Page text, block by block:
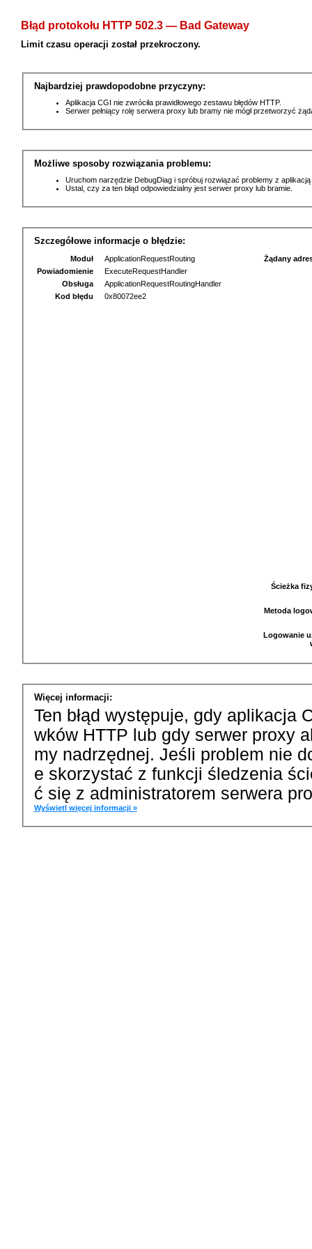
Błąd protokołu HTTP 502.3 — Bad Gateway
Limit czasu operacji został przekroczony.
Najbardziej prawdopodobne przyczyny:
Aplikacja CGI nie zwróciła prawidłowego zestawu błędów HTTP.
Serwer pełniący rolę serwera proxy lub bramy nie mógł przetworzyć
Możliwe sposoby rozwiązania problemu:
Uruchom narzędzie DebugDiag i spróbuj rozwiązać problemy z
Ustal, czy za ten błąd odpowiedzialny jest serwer proxy lub bramie.
Szczegółowe informacje o błędzie:
Moduł
ApplicationRequestRouting
Powiadomienie
ExecuteRequestHandler
Obsługa
ApplicationRequestRoutingHandler
Kod błędu
0x80072ee2
Żądany
Ścieżka
Metoda
Logowanie
Więcej informacji:
Ten błąd występuje, gdy aplikacja
wków HTTP lub gdy serwer proxy
my nadrzędnej. Jeśli problem nie
e skorzystać z funkcji śledzenia
ć się z administratorem serwera
Wyświetl więcej informacji »